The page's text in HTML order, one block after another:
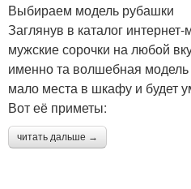
Выбираем модель рубашки
Заглянув в каталог
мужские сорочки на любой
именно та волшебная
мало места в шкафу и будет
Вот её приметы:
читать дальше →